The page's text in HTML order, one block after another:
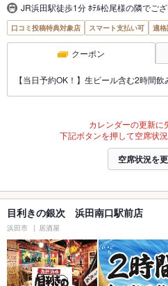
JR浜田駅徒歩1分 ﾎﾃﾙ松尾様の隣でご
口コミ投稿特典対象店 スマート支払い可 適
クーポン
【当日予約OK！】生ビール含む2時間
カレンダーの更新に
下記ボタンを押して空席状
空席状況を
目利きの銀次 浜田南口駅前店
浜田市 居酒屋